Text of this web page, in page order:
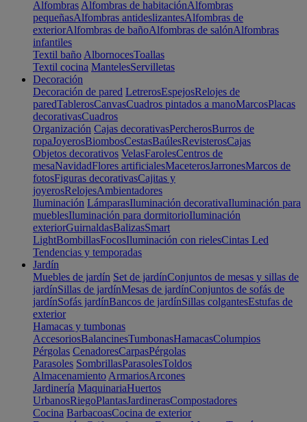
Alfombras Alfombras de habitaciónAlfombras
pequeñasAlfombras antideslizantesAlfombras de
exteriorAlfombras de bañoAlfombras de salónAlfombras
infantiles
Textil baño AlbornocesToallas
Textil cocina MantelesServilletas
Decoración
Decoración de pared LetrerosEspejosRelojes de
paredTablerosCanvasCuadros pintados a manoMarcosPlacas
decorativasCuadros
Organización Cajas decorativasPercherosBurros de
ropaJoyerosBiombosCestasBaúlesRevisterosCajas
Objetos decorativos VelasFarolesCentros de
mesaNavidadFlores artificialesMaceterosJarronesMarcos de
fotosFiguras decorativasCajitas y
joyerosRelojesAmbientadores
Iluminación LámparasIluminación decorativaIluminación para
mueblesIluminación para dormitorioIluminación
exteriorGuirnaldasBalizasSmart
LightBombillasFocosIluminación con rielesCintas Led
Tendencias y temporadas
Jardín
Muebles de jardín Set de jardínConjuntos de mesas y sillas de
jardínSillas de jardínMesas de jardínConjuntos de sofás de
jardínSofás jardínBancos de jardínSillas colgantesEstufas de
exterior
Hamacas y tumbonas
AccesoriosBalancinesTumbonasHamacasColumpios
Pérgolas CenadoresCarpasPérgolas
Parasoles SombrillasParasolesToldos
Almacenamiento ArmariosArcones
Jardinería MaquinariaHuertos
UrbanosRiegoPlantasJardinerasCompostadores
Cocina BarbacoasCocina de exterior